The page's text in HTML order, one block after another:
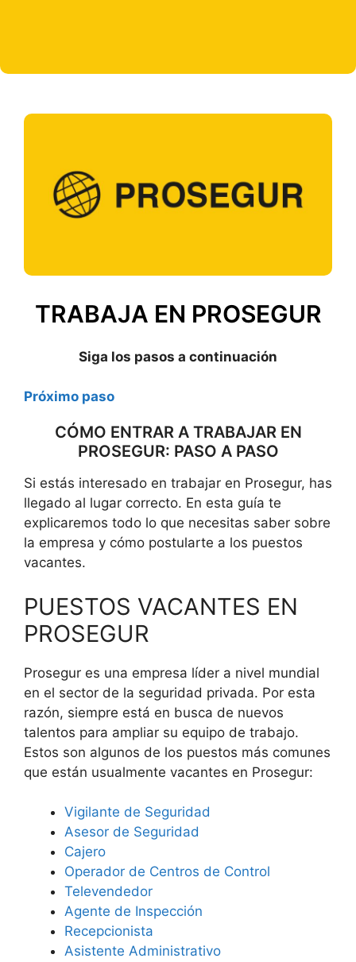
TRABAJA EN PROSEGUR
Siga los pasos a continuación
Próximo paso
CÓMO ENTRAR A TRABAJAR EN
PROSEGUR: PASO A PASO
Si estás interesado en trabajar en Prosegur, has
llegado al lugar correcto. En esta guía te
explicaremos todo lo que necesitas saber sobre
la empresa y cómo postularte a los puestos
vacantes.
PUESTOS VACANTES EN
PROSEGUR
Prosegur es una empresa líder a nivel mundial
en el sector de la seguridad privada. Por esta
razón, siempre está en busca de nuevos
talentos para ampliar su equipo de trabajo.
Estos son algunos de los puestos más comunes
que están usualmente vacantes en Prosegur:
Vigilante de Seguridad
Asesor de Seguridad
Cajero
Operador de Centros de Control
Televendedor
Agente de Inspección
Recepcionista
Asistente Administrativo